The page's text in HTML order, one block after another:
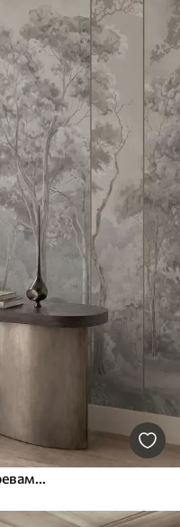
Панорамний ліс із високими деревами у ніжних, прохолодних відтінках